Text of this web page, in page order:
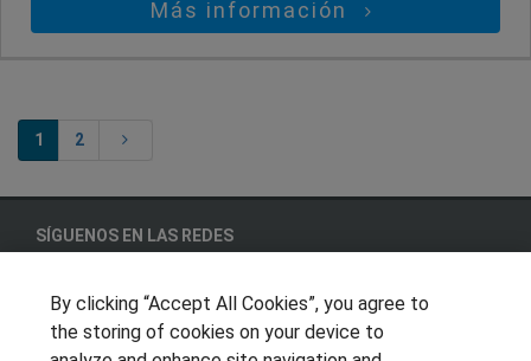
Más información
1 2
SÍGUENOS EN LAS REDES
OTROS GRUPOS DE INTERES
By clicking “Accept All Cookies”, you agree to
the storing of cookies on your device to